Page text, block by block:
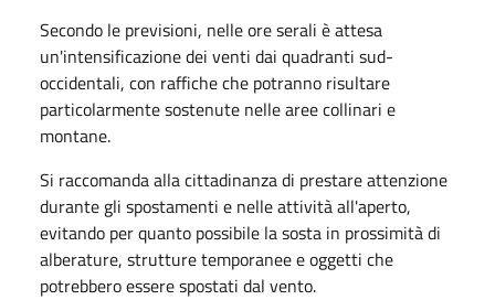
Secondo le previsioni, nelle ore serali è attesa
un'intensificazione dei venti dai quadranti sud-
occidentali, con raffiche che potranno risultare
particolarmente sostenute nelle aree collinari e
montane.
Si raccomanda alla cittadinanza di prestare attenzione
durante gli spostamenti e nelle attività all'aperto,
evitando per quanto possibile la sosta in prossimità di
alberature, strutture temporanee e oggetti che
potrebbero essere spostati dal vento.